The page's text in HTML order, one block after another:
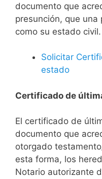
documento que
presunción, que
como su estado civil.
Solicitar
estado
Certificado de
El certificado de
documento que
otorgado
esta forma, los
Notario autorizante